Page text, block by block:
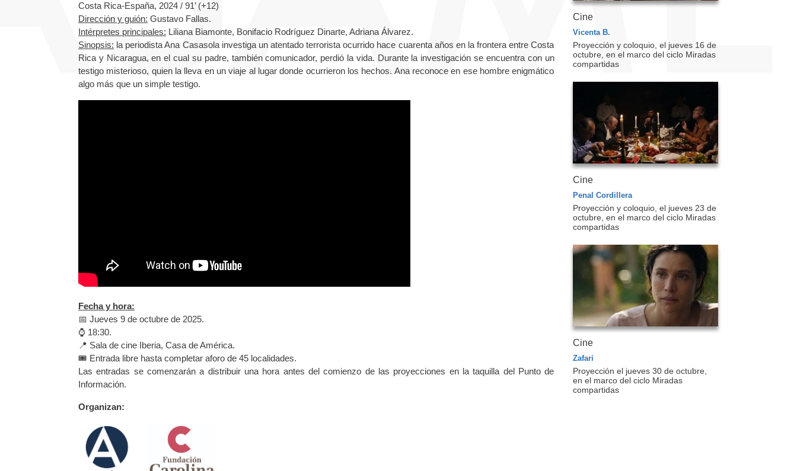
Costa Rica-España, 2024 / 91’ (+12)
Dirección y guión: Gustavo Fallas.
Intérpretes principales: Liliana Biamonte, Bonifacio Rodríguez Dinarte, Adriana Álvarez.
Sinopsis: la periodista Ana Casasola investiga un atentado terrorista ocurrido hace cuarenta años en la frontera entre Costa
Rica y Nicaragua, en el cual su padre, también comunicador, perdió la vida. Durante la investigación se encuentra con un
testigo misterioso, quien la lleva en un viaje al lugar donde ocurrieron los hechos. Ana reconoce en ese hombre enigmático
algo más que un simple testigo.
Fecha y hora:
📅 Jueves 9 de octubre de 2025.
⌚️ 18:30.
📍 Sala de cine Iberia, Casa de América.
🎟️ Entrada libre hasta completar aforo de 45 localidades.
Las entradas se comenzarán a distribuir una hora antes del comienzo de las proyecciones en la taquilla del Punto de
Información.
Organizan:
Cine
Vicenta B.
Proyección y coloquio, el jueves 16 de
octubre, en el marco del ciclo Miradas
compartidas
Cine
Penal Cordillera
Proyección y coloquio, el jueves 23 de
octubre, en el marco del ciclo Miradas
compartidas
Cine
Zafari
Proyección el jueves 30 de octubre,
en el marco del ciclo Miradas
compartidas